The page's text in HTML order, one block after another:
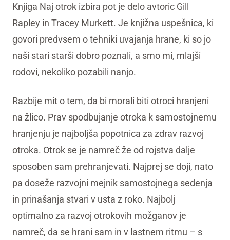
Knjiga Naj otrok izbira pot je delo avtoric Gill
Rapley in Tracey Murkett. Je knjižna uspešnica, ki
govori predvsem o tehniki uvajanja hrane, ki so jo
naši stari starši dobro poznali, a smo mi, mlajši
rodovi, nekoliko pozabili nanjo.
Razbije mit o tem, da bi morali biti otroci hranjeni
na žlico. Prav spodbujanje otroka k samostojnemu
hranjenju je najboljša popotnica za zdrav razvoj
otroka. Otrok se je namreč že od rojstva dalje
sposoben sam prehranjevati. Najprej se doji, nato
pa doseže razvojni mejnik samostojnega sedenja
in prinašanja stvari v usta z roko. Najbolj
optimalno za razvoj otrokovih možganov je
namreč, da se hrani sam in v lastnem ritmu – s